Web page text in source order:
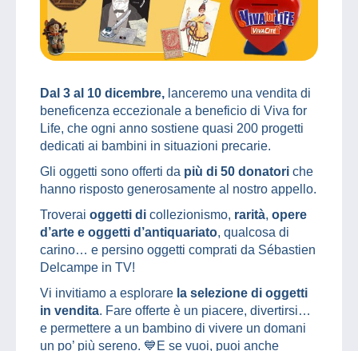
Dal 3 al 10 dicembre, lanceremo una vendita di
beneficenza eccezionale a beneficio di Viva for
Life, che ogni anno sostiene quasi 200 progetti
dedicati ai bambini in situazioni precarie.
Gli oggetti sono offerti da più di 50 donatori che
hanno risposto generosamente al nostro appello.
Troverai oggetti di collezionismo, rarità, opere
d’arte e oggetti d’antiquariato, qualcosa di
carino… e persino oggetti comprati da Sébastien
Delcampe in TV!
Vi invitiamo a esplorare la selezione di oggetti
in vendita. Fare offerte è un piacere, divertirsi…
e permettere a un bambino di vivere un domani
un po’ più sereno. 💙E se vuoi, puoi anche